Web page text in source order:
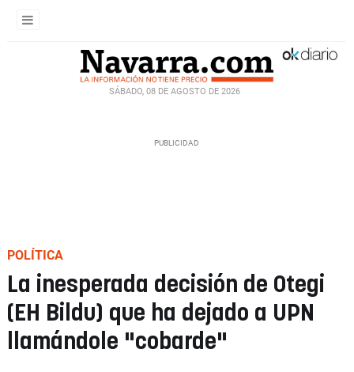
SÁBADO, 08 DE AGOSTO DE 2026
POLÍTICA
La inesperada decisión de Otegi
(EH Bildu) que ha dejado a UPN
llamándole "cobarde"